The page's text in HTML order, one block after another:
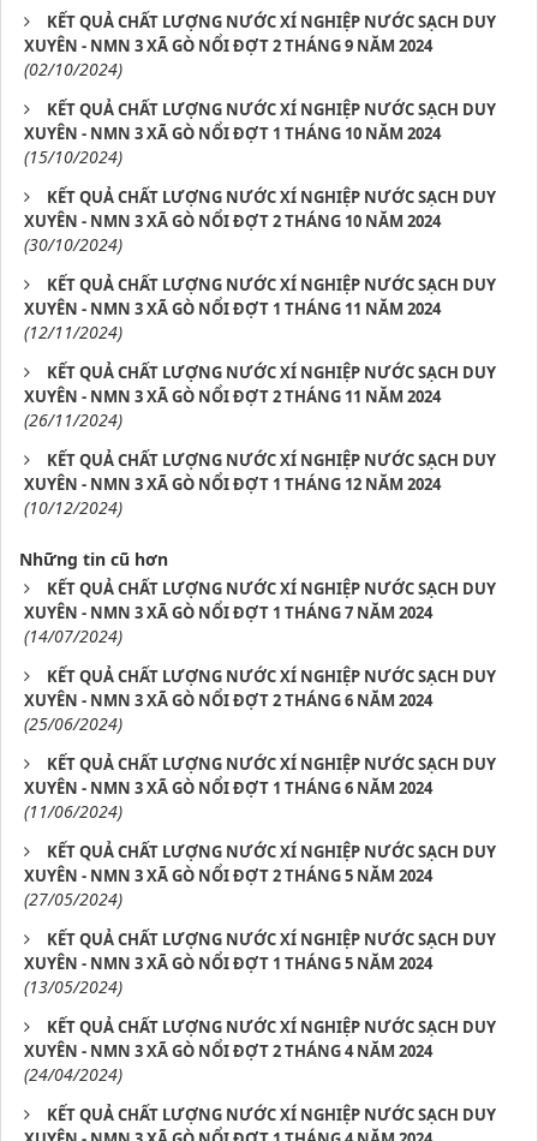
KẾT QUẢ CHẤT LƯỢNG NƯỚC XÍ NGHIỆP NƯỚC SẠCH DUY
XUYÊN - NMN 3 XÃ GÒ NỔI ĐỢT 2 THÁNG 9 NĂM 2024
(02/10/2024)
KẾT QUẢ CHẤT LƯỢNG NƯỚC XÍ NGHIỆP NƯỚC SẠCH DUY
XUYÊN - NMN 3 XÃ GÒ NỔI ĐỢT 1 THÁNG 10 NĂM 2024
(15/10/2024)
KẾT QUẢ CHẤT LƯỢNG NƯỚC XÍ NGHIỆP NƯỚC SẠCH DUY
XUYÊN - NMN 3 XÃ GÒ NỔI ĐỢT 2 THÁNG 10 NĂM 2024
(30/10/2024)
KẾT QUẢ CHẤT LƯỢNG NƯỚC XÍ NGHIỆP NƯỚC SẠCH DUY
XUYÊN - NMN 3 XÃ GÒ NỔI ĐỢT 1 THÁNG 11 NĂM 2024
(12/11/2024)
KẾT QUẢ CHẤT LƯỢNG NƯỚC XÍ NGHIỆP NƯỚC SẠCH DUY
XUYÊN - NMN 3 XÃ GÒ NỔI ĐỢT 2 THÁNG 11 NĂM 2024
(26/11/2024)
KẾT QUẢ CHẤT LƯỢNG NƯỚC XÍ NGHIỆP NƯỚC SẠCH DUY
XUYÊN - NMN 3 XÃ GÒ NỔI ĐỢT 1 THÁNG 12 NĂM 2024
(10/12/2024)
Những tin cũ hơn
KẾT QUẢ CHẤT LƯỢNG NƯỚC XÍ NGHIỆP NƯỚC SẠCH DUY
XUYÊN - NMN 3 XÃ GÒ NỔI ĐỢT 1 THÁNG 7 NĂM 2024
(14/07/2024)
KẾT QUẢ CHẤT LƯỢNG NƯỚC XÍ NGHIỆP NƯỚC SẠCH DUY
XUYÊN - NMN 3 XÃ GÒ NỔI ĐỢT 2 THÁNG 6 NĂM 2024
(25/06/2024)
KẾT QUẢ CHẤT LƯỢNG NƯỚC XÍ NGHIỆP NƯỚC SẠCH DUY
XUYÊN - NMN 3 XÃ GÒ NỔI ĐỢT 1 THÁNG 6 NĂM 2024
(11/06/2024)
KẾT QUẢ CHẤT LƯỢNG NƯỚC XÍ NGHIỆP NƯỚC SẠCH DUY
XUYÊN - NMN 3 XÃ GÒ NỔI ĐỢT 2 THÁNG 5 NĂM 2024
(27/05/2024)
KẾT QUẢ CHẤT LƯỢNG NƯỚC XÍ NGHIỆP NƯỚC SẠCH DUY
XUYÊN - NMN 3 XÃ GÒ NỔI ĐỢT 1 THÁNG 5 NĂM 2024
(13/05/2024)
KẾT QUẢ CHẤT LƯỢNG NƯỚC XÍ NGHIỆP NƯỚC SẠCH DUY
XUYÊN - NMN 3 XÃ GÒ NỔI ĐỢT 2 THÁNG 4 NĂM 2024
(24/04/2024)
KẾT QUẢ CHẤT LƯỢNG NƯỚC XÍ NGHIỆP NƯỚC SẠCH DUY